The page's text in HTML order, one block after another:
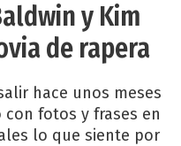
y Kim
de rapera
hace unos meses
fotos y frases en
lo que siente por